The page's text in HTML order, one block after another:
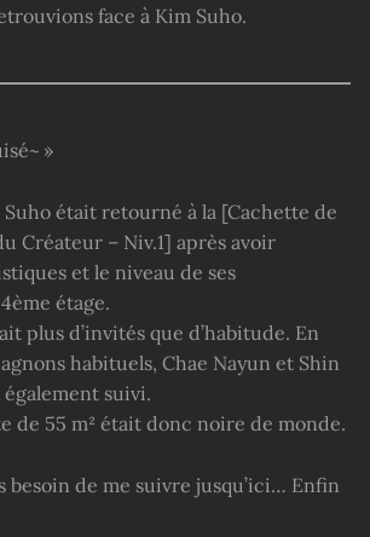
face à Kim Suho.
»
était retourné à la [Cachette de
Créateur – Niv.1] après avoir
et le niveau de ses
étage.
plus d’invités que d’habitude. En
habituels, Chae Nayun et Shin
également suivi.
de 55 m² était donc noire de monde.
besoin de me suivre jusqu’ici… Enfin